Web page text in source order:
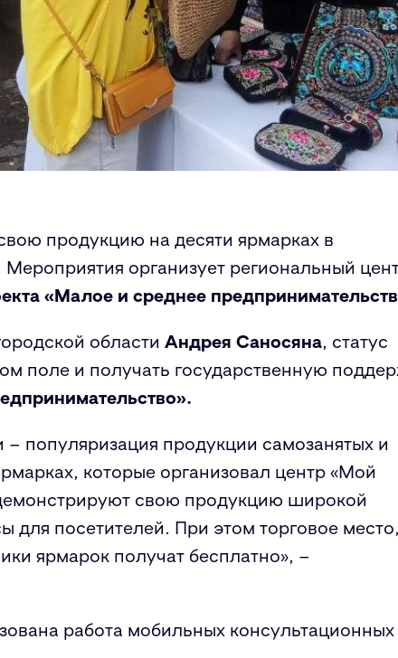
продукцию на десяти ярмарках в
организует региональный
«Малое и среднее
области Андрея Саносяна , статус
поле и получать государственную
популяризация продукции самозанятых и
которые организовал центр «Мой
свою продукцию широкой
для посетителей. При этом торговое место,
ярмарок получат бесплатно», –
работа мобильных консультационных